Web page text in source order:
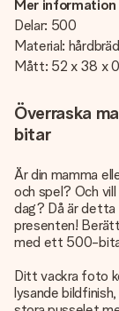
Mer information
Delar: 500
Material:
Mått: 52 x 38 x
Överraska
bitar
Är din mamma
och spel? Och
dag? Då är
presenten!
med ett 500-
Ditt vackra foto
lysande